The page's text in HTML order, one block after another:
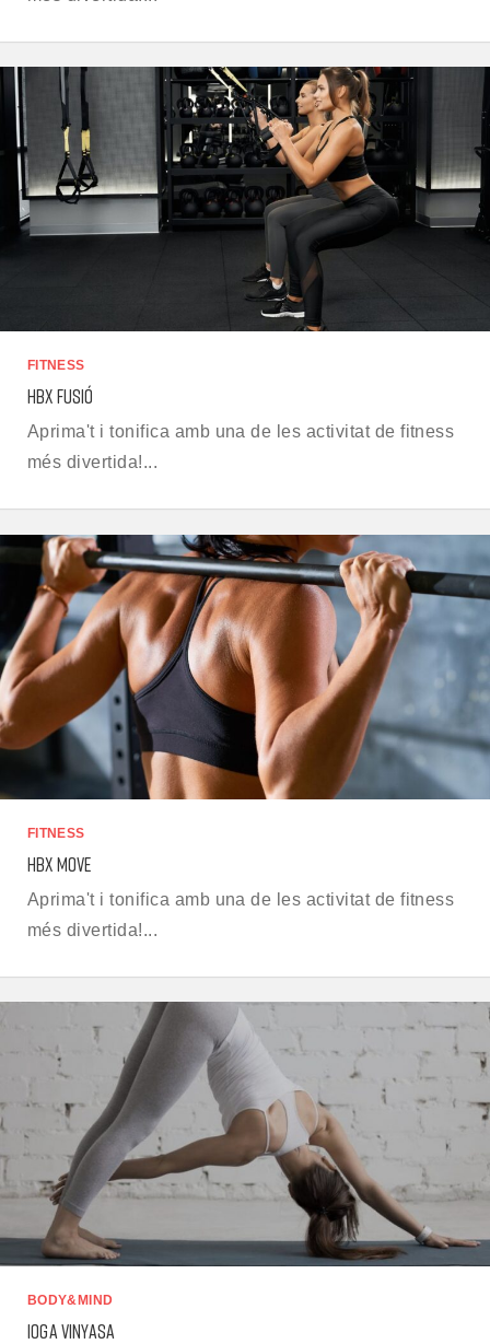
FITNESS
HBX FUSIÓ
Aprima't i tonifica amb una de les activitat de fitness
més divertida!...
FITNESS
HBX MOVE
Aprima't i tonifica amb una de les activitat de fitness
més divertida!...
BODY&MIND
IOGA VINYASA